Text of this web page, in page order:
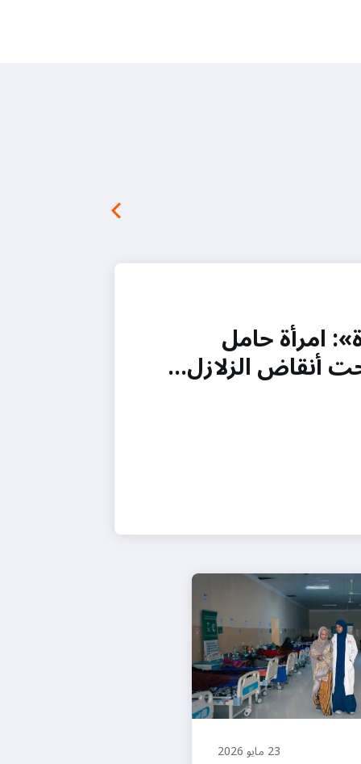
امرأة حامل
أنقاض الزلازل…
23 مايو 2026